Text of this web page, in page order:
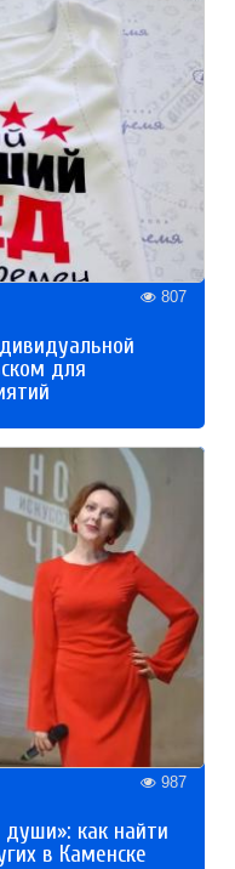
807
для
987
как найти
в Каменске